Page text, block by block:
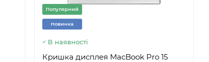
Популярний
Новинка
В наявності
Кришка дисплея MacBook Pro 15